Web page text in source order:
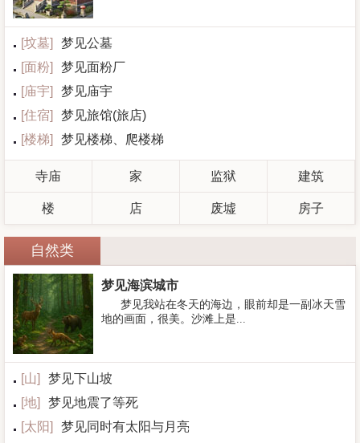
[坟墓]
梦见公墓
[面粉]
梦见面粉厂
[庙宇]
梦见庙宇
[住宿]
梦见旅馆(旅店)
[楼梯] 梦见楼梯、爬楼梯
寺庙 家 监狱 建筑
楼 店 废墟 房子
自然类
梦见海滨城市
梦见我站在冬天的海边，眼前却是一副冰天雪
地的画面，很美。沙滩上是...
[山]
梦见下山坡
[地]
梦见地震了等死
[太阳]
梦见同时有太阳与月亮